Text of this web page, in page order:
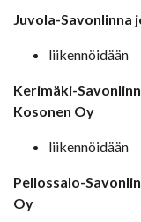
Juvola-Savonlinna
liikennöidään
Kerimäki-
Kosonen Oy
liikennöidään
Pellossalo-
Oy